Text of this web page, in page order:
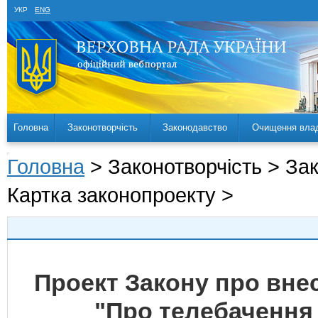
УКР ENG
Головна Законотворчість Законодавство Очищення
Головна > Законотворчість >
Картка законопроекту >
Проект Закону про
"Про